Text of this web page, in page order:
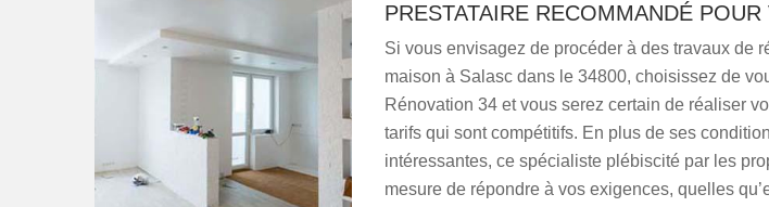
PRESTATAIRE RECOMMANDÉ POUR
Si vous envisagez de procéder à des travaux de
maison à Salasc dans le 34800, choisissez de
Rénovation 34 et vous serez certain de réaliser
tarifs qui sont compétitifs. En plus de ses
intéressantes, ce spécialiste plébiscité par les
mesure de répondre à vos exigences, quelles